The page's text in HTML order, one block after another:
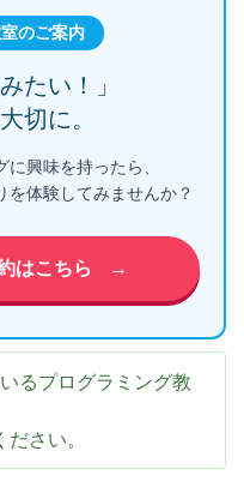
のご案内
たい！」
切に。
興味を持ったら、
を体験してみませんか？
はこちら →
るプログラミング教
さい。